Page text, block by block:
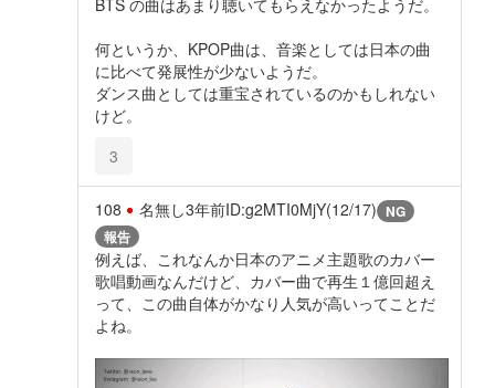
何というか、KPOP曲は、音楽としては日本の曲
に比べて発展性が少ないようだ。
ダンス曲としては重宝されているのかもしれない
けど。
3
108 名無し3年前ID:g2MTI0MjY(12/17) NG
報告
例えば、これなんか日本のアニメ主題歌のカバー
歌唱動画なんだけど、カバー曲で再生１億回超え
って、この曲自体がかなり人気が高いってことだ
よね。